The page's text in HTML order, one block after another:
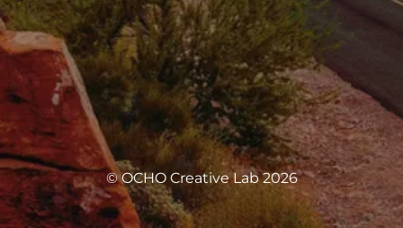
© OCHO Creative Lab 2026